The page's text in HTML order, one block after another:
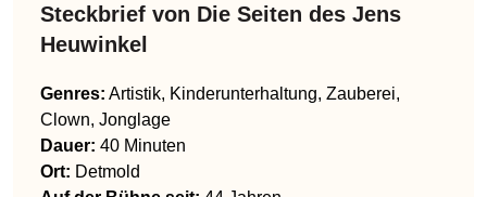
Steckbrief von Die Seiten des Jens
Heuwinkel
Genres: Artistik, Kinderunterhaltung, Zauberei,
Clown, Jonglage
Dauer: 40 Minuten
Ort: Detmold